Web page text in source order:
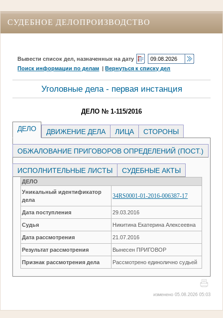
СУДЕБНОЕ ДЕЛОПРОИЗВОДСТВО
Вывести список дел, назначенных на дату
Поиск информации по делам |Вернуться к списку дел
Уголовные дела - первая инстанция
ДЕЛО № 1-115/2016
ДЕЛО ДВИЖЕНИЕ ДЕЛА ЛИЦА СТОРОНЫ
ОБЖАЛОВАНИЕ ПРИГОВОРОВ ОПРЕДЕЛЕНИЙ (ПОСТ.)
ИСПОЛНИТЕЛЬНЫЕ ЛИСТЫ СУДЕБНЫЕ АКТЫ
ДЕЛО
Уникальный идентификатор
дела
34RS0001-01-2016-006387-17
Дата поступления 29.03.2016
Судья Никитина Екатерина Алексеевна
Дата рассмотрения 21.07.2016
Результат рассмотрения Вынесен ПРИГОВОР
Признак рассмотрения дела Рассмотрено единолично судьей
изменено 05.08.2026 05:03